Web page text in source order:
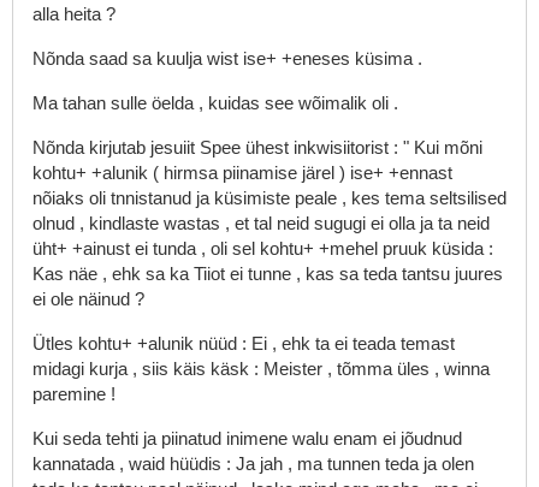
alla heita ?
Nõnda saad sa kuulja wist ise+ +eneses küsima .
Ma tahan sulle öelda , kuidas see wõimalik oli .
Nõnda kirjutab jesuiit Spee ühest inkwisiitorist : " Kui mõni
kohtu+ +alunik ( hirmsa piinamise järel ) ise+ +ennast
nõiaks oli tnnistanud ja küsimiste peale , kes tema seltsilised
olnud , kindlaste wastas , et tal neid sugugi ei olla ja ta neid
üht+ +ainust ei tunda , oli sel kohtu+ +mehel pruuk küsida :
Kas näe , ehk sa ka Tiiot ei tunne , kas sa teda tantsu juures
ei ole näinud ?
Ütles kohtu+ +alunik nüüd : Ei , ehk ta ei teada temast
midagi kurja , siis käis käsk : Meister , tõmma üles , winna
paremine !
Kui seda tehti ja piinatud inimene walu enam ei jõudnud
kannatada , waid hüüdis : Ja jah , ma tunnen teda ja olen